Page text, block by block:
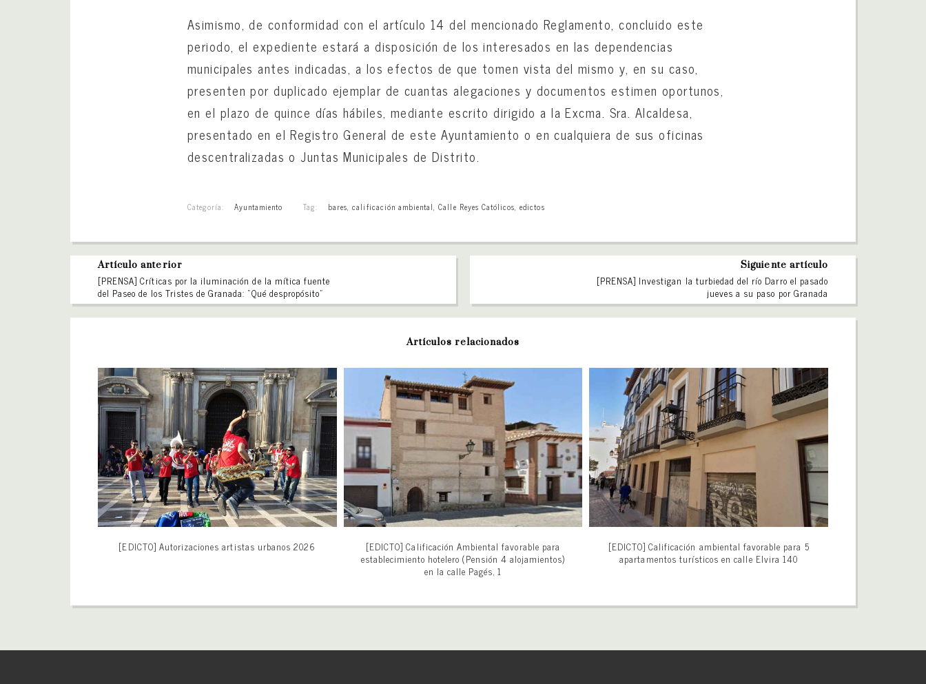
Asimismo, de conformidad con el artículo 14 del mencionado Reglamento, concluido este
periodo, el expediente estará a disposición de los interesados en las dependencias
municipales antes indicadas, a los efectos de que tomen vista del mismo y, en su caso,
presenten por duplicado ejemplar de cuantas alegaciones y documentos estimen oportunos,
en el plazo de quince días hábiles, mediante escrito dirigido a la Excma. Sra. Alcaldesa,
presentado en el Registro General de este Ayuntamiento o en cualquiera de sus oficinas
descentralizadas o Juntas Municipales de Distrito.
Categoría: Ayuntamiento Tag: bares,calificación ambiental,Calle Reyes Católicos,edictos
Artículo anterior
[PRENSA] Críticas por la iluminación de la mítica fuente
del Paseo de los Tristes de Granada: “Qué despropósito”
Siguiente artículo
[PRENSA] Investigan la turbiedad del río Darro el pasado
jueves a su paso por Granada
Artículos relacionados
[EDICTO] Autorizaciones artistas urbanos 2026
[EDICTO] Calificación Ambiental favorable para
establecimiento hotelero (Pensión 4 alojamientos)
en la calle Pagés, 1
[EDICTO] Calificación ambiental favorable para 5
apartamentos turísticos en calle Elvira 140